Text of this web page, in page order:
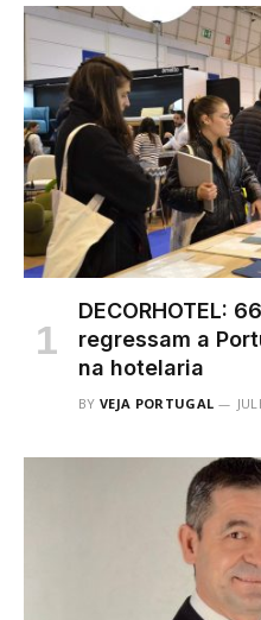
DECORHOTEL:
regressam a
na hotelaria
BY VEJA PORTUGAL